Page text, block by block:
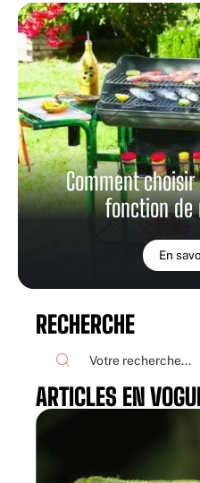
Comment
fonction de
En
RECHERCHE
ARTICLES EN